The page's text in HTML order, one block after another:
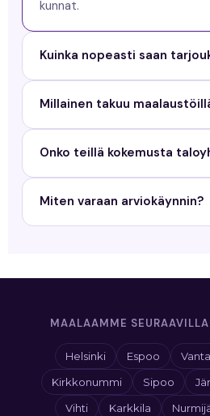
kunnat.
Kuinka nopeasti saan
maksuttomalla arviokäynnillä
kirjallisen tarjouksen.
Millainen takuu
maalaustöille ja 5 vuoden
pinnoitukselle.
Onko teillä kokemusta
taloyhtiöille. Meillä on
Uudellamaalla.
Miten varaan arviokäynnin?
sopivana ajankohtana.
MAALAAMME
Helsinki Espoo
Kirkkonummi
Sipoo
Vihti
Karkkila